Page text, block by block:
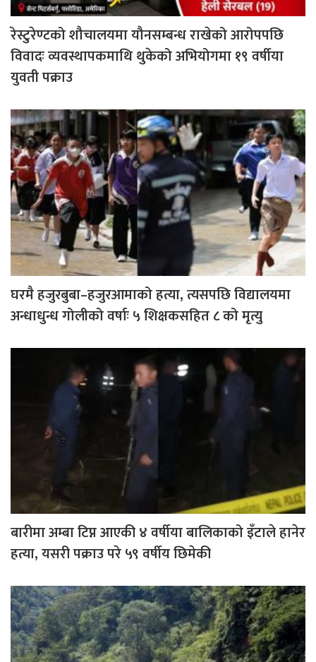
रेस्टुरेण्टको शौचालयमा यौनसम्बन्ध राखेको आरोपपछि
विवादः व्यवस्थापकमाथि थुकेको अभियोगमा १९ वर्षीया
युवती पक्राउ
घरमै हजुरबुबा–हजुरआमाको हत्या, त्यसपछि विद्यालयमा
अन्धाधुन्ध गोलीको वर्षाः ५ शिक्षकसहित ८ को मृत्यु
बारीमा अम्बा टिप्न आएकी ४ वर्षीया बालिकाको इँटाले हानेर
हत्या, यसरी पक्राउ परे ५९ वर्षीय छिमेकी